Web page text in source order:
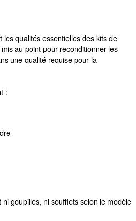
qualités essentielles des kits de
au point pour reconditionner les
une qualité requise pour la
:
goupilles, ni soufflets selon le modèle